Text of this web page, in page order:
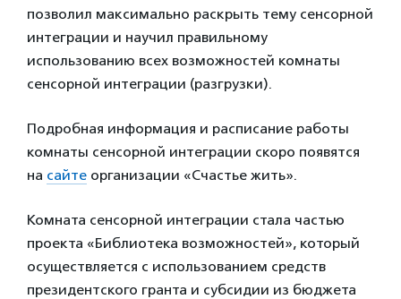
позволил максимально раскрыть тему сенсорной
интеграции и научил правильному
использованию всех возможностей комнаты
сенсорной интеграции (разгрузки).
Подробная информация и расписание работы
комнаты сенсорной интеграции скоро появятся
на сайте организации «Счастье жить».
Комната сенсорной интеграции стала частью
проекта «Библиотека возможностей», который
осуществляется с использованием средств
президентского гранта и субсидии из бюджета